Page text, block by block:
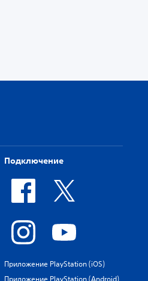
Подключение
Приложение PlayStation (iOS)
Приложение PlayStation (Android)